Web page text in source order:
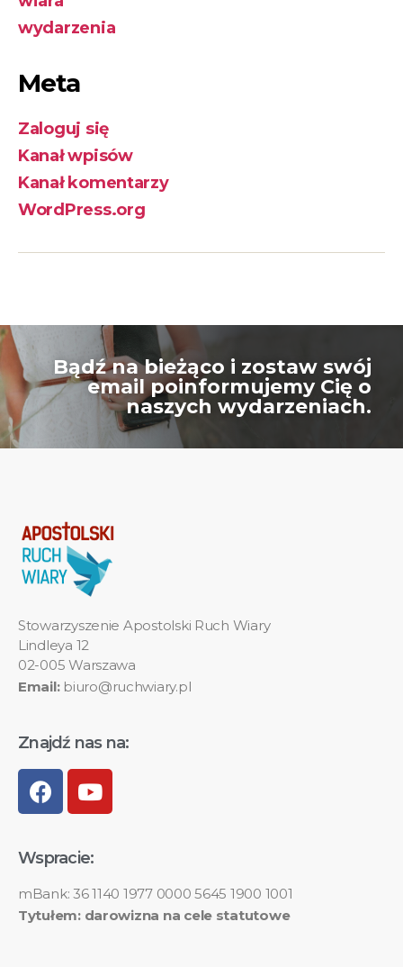
wydarzenia
Meta
Zaloguj się
Kanał wpisów
Kanał komentarzy
WordPress.org
Bądź na bieżąco i zostaw swój
email poinformujemy Cię o
naszych wydarzeniach.
Stowarzyszenie Apostolski Ruch Wiary
Lindleya 12
02-005 Warszawa
Email:biuro@ruchwiary.pl
Znajdź nas na:
Wspracie:
mBank: 36 1140 1977 0000 5645 1900 1001
Tytułem: darowizna na cele statutowe